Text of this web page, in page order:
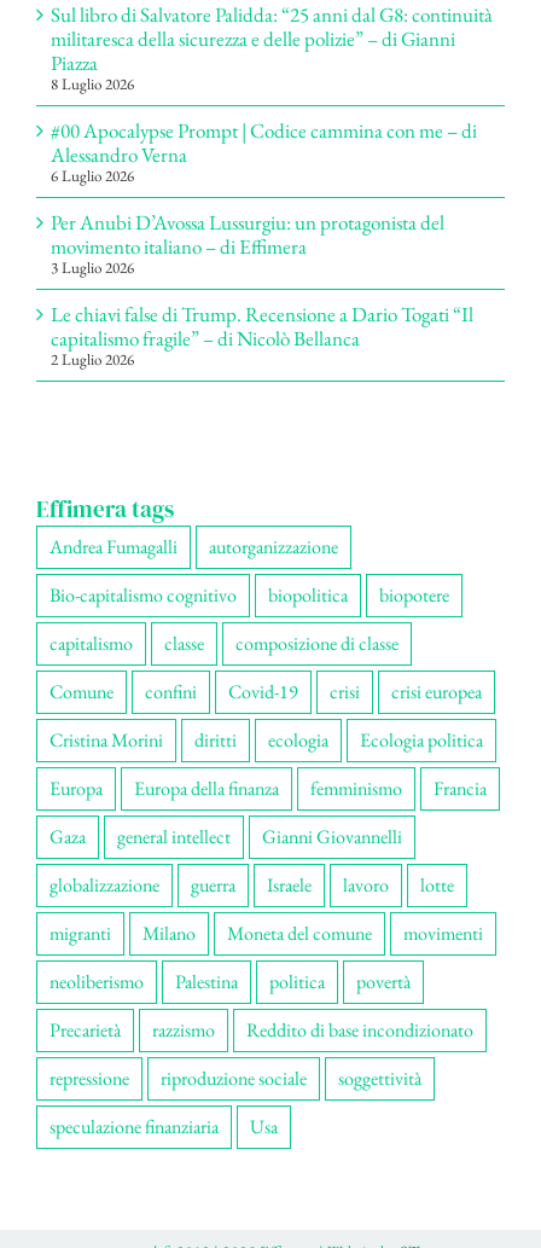
Sul libro di Salvatore Palidda: “25 anni dal G8: continuità
militaresca della sicurezza e delle polizie” – di Gianni
Piazza
8 Luglio 2026
#00 Apocalypse Prompt | Codice cammina con me – di
Alessandro Verna
6 Luglio 2026
Per Anubi D’Avossa Lussurgiu: un protagonista del
movimento italiano – di Effimera
3 Luglio 2026
Le chiavi false di Trump. Recensione a Dario Togati “Il
capitalismo fragile” – di Nicolò Bellanca
2 Luglio 2026
Effimera tags
Andrea Fumagalli
autorganizzazione
Bio-capitalismo cognitivo
biopolitica
biopotere
capitalismo
classe
composizione di classe
Comune
confini Covid-19 crisi
crisi europea
Cristina Morini
diritti ecologia
Ecologia politica
Europa
Europa della finanza femminismo
Francia
Gaza
general intellect
Gianni Giovannelli
globalizzazione
guerra Israele lavoro
lotte
migranti
Milano Moneta del comune
movimenti
neoliberismo
Palestina politica
povertà
Precarietà
razzismo
Reddito di base incondizionato
repressione
riproduzione sociale
soggettività
speculazione finanziaria
Usa